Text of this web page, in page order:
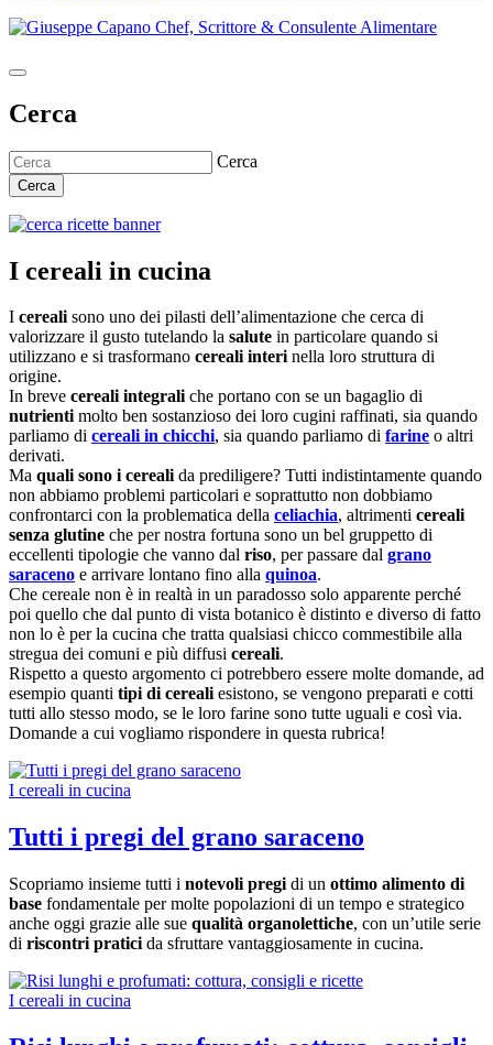
Cerca
Cerca
Cerca
I cereali in cucina
I cerealisono uno dei pilasti dell’alimentazione che cerca di
valorizzare il gusto tutelando la salute in particolare quando si
utilizzano e si trasformano cereali interinella loro struttura di
origine.
In breve cereali integraliche portano con se un bagaglio di
nutrientimolto ben sostanzioso dei loro cugini raffinati, sia quando
parliamo di cereali in chicchi, sia quando parliamo di farine o altri
derivati.
Ma quali sono i cerealida prediligere? Tutti indistintamente quando
non abbiamo problemi particolari e soprattutto non dobbiamo
confrontarci con la problematica della celiachia, altrimenti cereali
senza glutine che per nostra fortuna sono un bel gruppetto di
eccellenti tipologie che vanno dal riso, per passare dal grano
saraceno e arrivare lontano fino alla quinoa.
Che cereale non è in realtà in un paradosso solo apparente perché
poi quello che dal punto di vista botanico è distinto e diverso di fatto
non lo è per la cucina che tratta qualsiasi chicco commestibile alla
stregua dei comuni e più diffusi cereali.
Rispetto a questo argomento ci potrebbero essere molte domande, ad
esempio quanti tipi di cerealiesistono, se vengono preparati e cotti
tutti allo stesso modo, se le loro farine sono tutte uguali e così via.
Domande a cui vogliamo rispondere in questa rubrica!
I cereali in cucina
Tutti i pregi del grano saraceno
Scopriamo insieme tutti i notevoli pregi di un ottimo alimento di
base fondamentale per molte popolazioni di un tempo e strategico
anche oggi grazie alle sue qualità organolettiche, con un’utile serie
di riscontri pratici da sfruttare vantaggiosamente in cucina.
I cereali in cucina